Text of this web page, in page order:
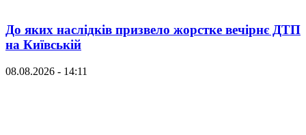
До яких наслідків призвело жорстке вечірнє ДТП
на Київській
08.08.2026 - 14:11